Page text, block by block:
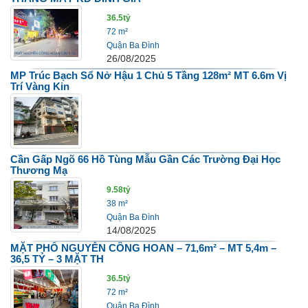
36.5tỷ
72 m²
Quận Ba Đình
26/08/2025
MP Trúc Bạch Sổ Nở Hậu 1 Chủ 5 Tầng 128m² MT 6.6m Vị
Trí Vàng Kin
Cần Gấp Ngõ 66 Hồ Tùng Mẫu Gần Các Trường Đại Học
Thương Mạ
9.58tỷ
38 m²
Quận Ba Đình
14/08/2025
MẶT PHỐ NGUYỄN CÔNG HOAN – 71,6m² – MT 5,4m –
36,5 TỶ – 3 MẶT TH
36.5tỷ
72 m²
Quận Ba Đình